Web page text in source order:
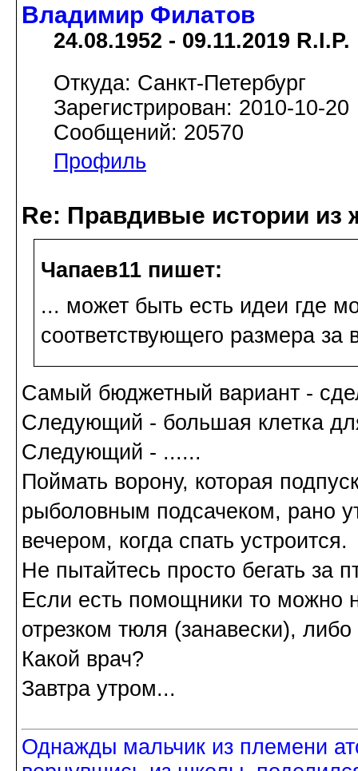
Владимир Филатов
24.08.1952 - 09.11.2019 R.I.P.
Откуда: Санкт-Петербург
Зарегистрирован: 2010-10-20
Сообщений: 20570
Профиль
Re: Правдивые истории из
Чапаев11 пишет:
... может быть есть идеи где
соответствующего размера
Самый бюджетный вариант -
Следующий - большая клетка
Следующий - ......
Поймать ворону, которая
рыболовным подсачеком, рано
вечером, когда спать устроится.
Не пытайтесь просто бегать за
Если есть помощники то можно
отрезком тюля (занавески),
Какой врач?
Завтра утром...
Однажды мальчик из племени